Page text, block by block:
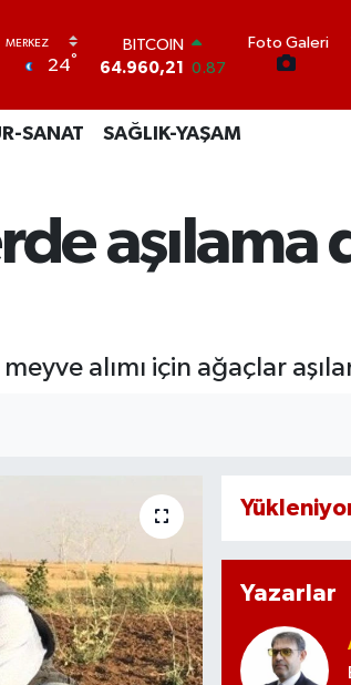
24°
BITCOIN
64.960,21 0.87
47,7436 0.18
EURO
6648.99
2.59
BİST100
Foto Galeri
SANAT SAĞLIK-YAŞAM
aşılama
alımı için ağaçlar
Yazarlar